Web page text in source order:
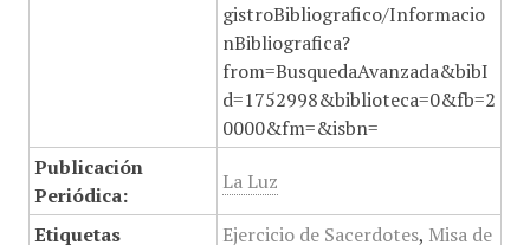
gistroBibliografico/Informacio
nBibliografica?
from=BusquedaAvanzada&bibI
d=1752998&biblioteca=0&fb=2
0000&fm=&isbn=
Publicación
Periódica:
La Luz
Etiquetas Ejercicio de Sacerdotes, Misa de